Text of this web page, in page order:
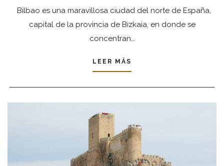
Bilbao es una maravillosa ciudad del norte de España,
capital de la provincia de Bizkaia, en donde se
concentran…
LEER MÁS